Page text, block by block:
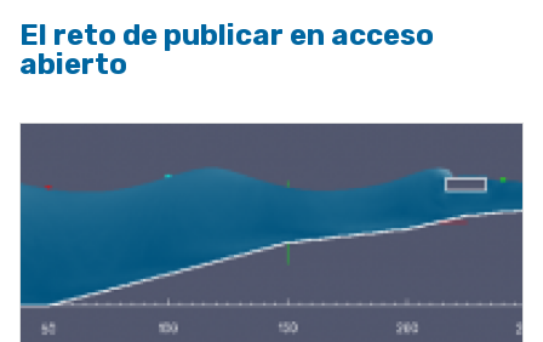
El reto de publicar en acceso
abierto